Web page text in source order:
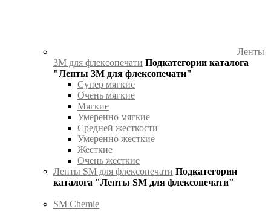
Ленты
3М для флексопечати Подкатегории каталога
"Ленты 3М для флексопечати"
Супер мягкие
Очень мягкие
Мягкие
Умеренно мягкие
Средней жесткости
Умеренно жесткие
Жесткие
Очень жесткие
Ленты SM для флексопечати Подкатегории
каталога "Ленты SM для флексопечати"
SM Chemie